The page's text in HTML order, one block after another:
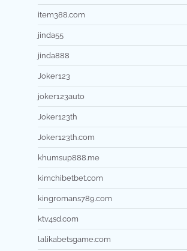
item388.com
jinda55
jinda888
Joker123
joker123auto
Joker123th
Joker123th.com
khumsup888.me
kimchibetbet.com
kingromans789.com
ktv4sd.com
lalikabetsgame.com